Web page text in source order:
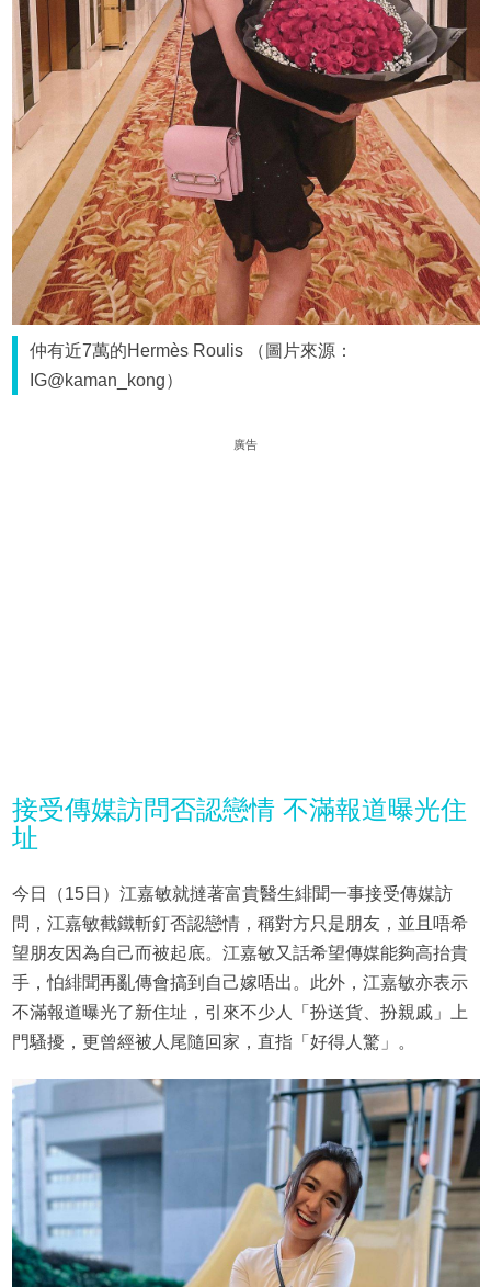
仲有近7萬的Hermès Roulis （圖片來源：
IG@kaman_kong）
廣告
接受傳媒訪問否認戀情 不滿報道曝光住
址
今日（15日）江嘉敏就撻著富貴醫生緋聞一事接受傳媒訪
問，江嘉敏截鐵斬釘否認戀情，稱對方只是朋友，並且唔希
望朋友因為自己而被起底。江嘉敏又話希望傳媒能夠高抬貴
手，怕緋聞再亂傳會搞到自己嫁唔出。此外，江嘉敏亦表示
不滿報道曝光了新住址，引來不少人「扮送貨、扮親戚」上
門騷擾，更曾經被人尾隨回家，直指「好得人驚」。